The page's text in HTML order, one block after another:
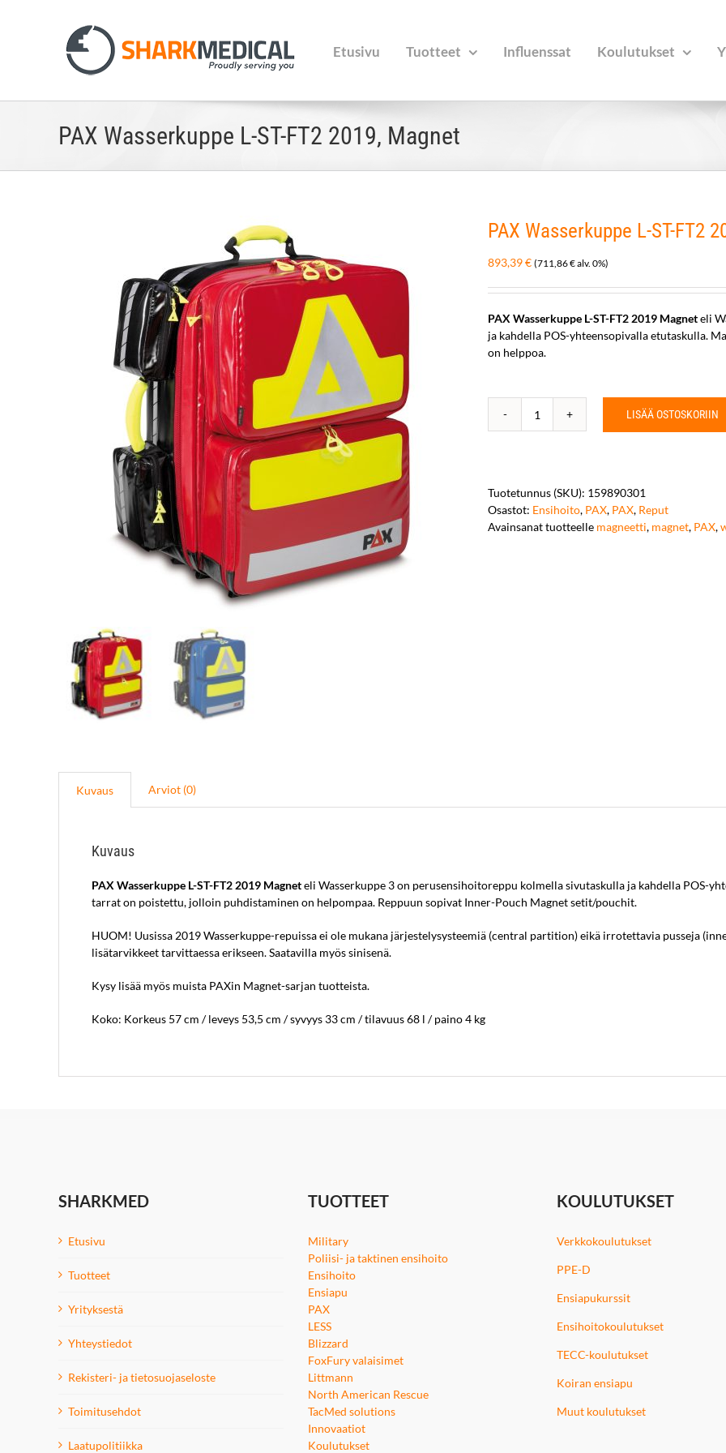
Etusivu Tuotteet Influenssat Koulutukset
PAX Wasserkuppe L-ST-FT2 2019, Magnet
PAX Wasserkuppe L-ST-FT2
893,39€ (711,86€alv. 0%)
PAX Wasserkuppe L-ST-FT2 2019 Magneteli
ja kahdella POS-yhteensopivalla etutaskulla.
on helppoa.
PAX
FT2
2019,
Magnet
LISÄÄ OSTOSKORIIN
Tuotetunnus (SKU): 159890301
Osastot: Ensihoito, PAX, PAX, Reput
Avainsanat tuotteelle magneetti, magnet, PAX,
Kuvaus Arviot (0)
Kuvaus
PAX Wasserkuppe L-ST-FT2 2019 Magneteli Wasserkuppe 3 on perusensihoitoreppu kolmella sivutaskulla ja kahdella POS-
tarrat on poistettu, jolloin puhdistaminen on helpompaa. Reppuun sopivat Inner-Pouch Magnet setit/pouchit.
HUOM! Uusissa 2019 Wasserkuppe-repuissa ei ole mukana järjestelysysteemiä (central partition) eikä irrotettavia pusseja
lisätarvikkeet tarvittaessa erikseen. Saatavilla myös sinisenä.
Kysy lisää myös muista PAXin Magnet-sarjan tuotteista.
Koko: Korkeus 57 cm / leveys 53,5 cm / syvyys 33 cm / tilavuus 68 l / paino 4 kg
SHARKMED
Etusivu
Tuotteet
Yrityksestä
Yhteystiedot
Rekisteri- ja tietosuojaseloste
Toimitusehdot
Laatupolitiikka
TUOTTEET
Military
Poliisi- ja taktinen ensihoito
Ensihoito
Ensiapu
PAX
LESS
Blizzard
FoxFury valaisimet
Littmann
North American Rescue
TacMed solutions
Innovaatiot
Koulutukset
KOULUTUKSET
Verkkokoulutukset
PPE-D
Ensiapukurssit
Ensihoitokoulutukset
TECC-koulutukset
Koiran ensiapu
Muut koulutukset